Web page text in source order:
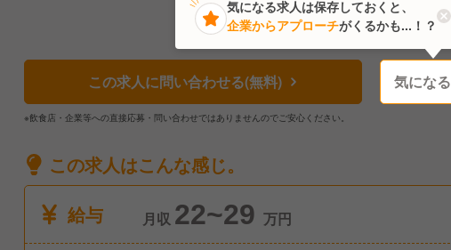
この求人に問い合わせる(無料) 気になる
※飲食店・企業等への直接応募・問い合わせではありませんのでご安心ください。
この求人はこんな感じ。
給与
月収 22~29 万円
気になる
気になる求人は保存しておくと、
企業からアプローチがくるかも...！？